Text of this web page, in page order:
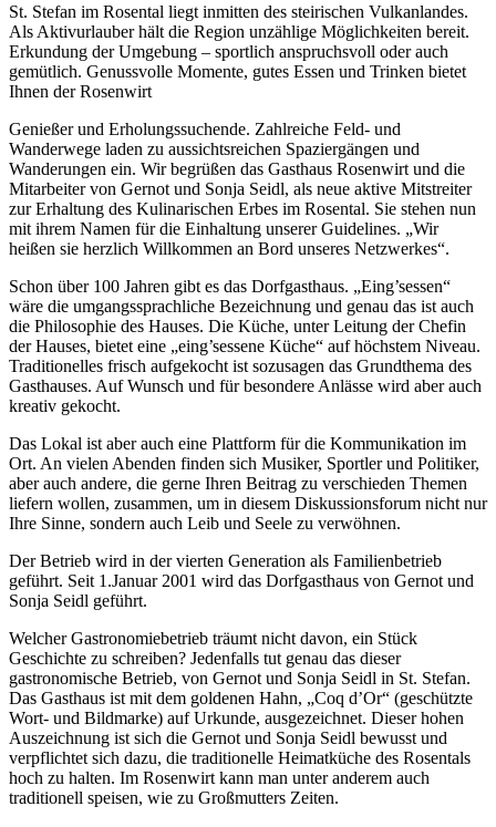
St. Stefan im Rosental liegt inmitten des steirischen Vulkanlandes.
Als Aktivurlauber hält die Region unzählige Möglichkeiten bereit.
Erkundung der Umgebung – sportlich anspruchsvoll oder auch
gemütlich. Genussvolle Momente, gutes Essen und Trinken bietet
Ihnen der Rosenwirt
Genießer und Erholungssuchende. Zahlreiche Feld- und
Wanderwege laden zu aussichtsreichen Spaziergängen und
Wanderungen ein. Wir begrüßen das Gasthaus Rosenwirt und die
Mitarbeiter von Gernot und Sonja Seidl, als neue aktive Mitstreiter
zur Erhaltung des Kulinarischen Erbes im Rosental. Sie stehen nun
mit ihrem Namen für die Einhaltung unserer Guidelines. „Wir
heißen sie herzlich Willkommen an Bord unseres Netzwerkes“.
Schon über 100 Jahren gibt es das Dorfgasthaus. „Eing’sessen“
wäre die umgangssprachliche Bezeichnung und genau das ist auch
die Philosophie des Hauses. Die Küche, unter Leitung der Chefin
der Hauses, bietet eine „eing’sessene Küche“ auf höchstem Niveau.
Traditionelles frisch aufgekocht ist sozusagen das Grundthema des
Gasthauses. Auf Wunsch und für besondere Anlässe wird aber auch
kreativ gekocht.
Das Lokal ist aber auch eine Plattform für die Kommunikation im
Ort. An vielen Abenden finden sich Musiker, Sportler und Politiker,
aber auch andere, die gerne Ihren Beitrag zu verschieden Themen
liefern wollen, zusammen, um in diesem Diskussionsforum nicht nur
Ihre Sinne, sondern auch Leib und Seele zu verwöhnen.
Der Betrieb wird in der vierten Generation als Familienbetrieb
geführt. Seit 1.Januar 2001 wird das Dorfgasthaus von Gernot und
Sonja Seidl geführt.
Welcher Gastronomiebetrieb träumt nicht davon, ein Stück
Geschichte zu schreiben? Jedenfalls tut genau das dieser
gastronomische Betrieb, von Gernot und Sonja Seidl in St. Stefan.
Das Gasthaus ist mit dem goldenen Hahn, „Coq d’Or“ (geschützte
Wort- und Bildmarke) auf Urkunde, ausgezeichnet. Dieser hohen
Auszeichnung ist sich die Gernot und Sonja Seidl bewusst und
verpflichtet sich dazu, die traditionelle Heimatküche des Rosentals
hoch zu halten. Im Rosenwirt kann man unter anderem auch
traditionell speisen, wie zu Großmutters Zeiten.